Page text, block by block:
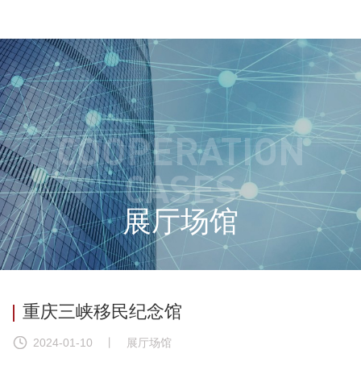
COOPERATION
CASES
展厅场馆
重庆三峡移民纪念馆
2024-01-10 丨 展厅场馆